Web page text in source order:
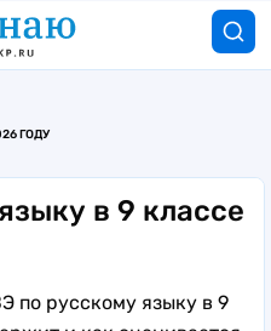
ГОДУ
в 9 классе
по русскому языку в 9